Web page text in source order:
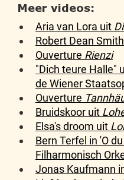
Meer videos:
Aria van Lora uit
Robert Dean
Ouverture Rienzi
"Dich teure Halle"
de Wiener
Ouverture
Bruidskoor uit
Elsa's droom uit
Bern Terfel in 'O
Filharmonisch
Jonas Kaufmann